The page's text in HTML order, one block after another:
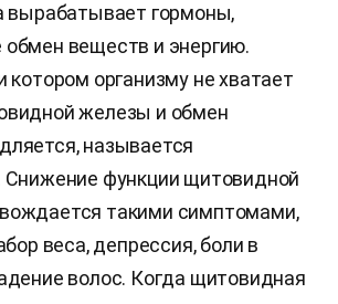
вырабатывает гормоны,
веществ и энергию.
котором организму не хватает
железы и обмен
называется
Снижение функции щитовидной
такими симптомами,
веса, депрессия, боли в
волос. Когда щитовидная